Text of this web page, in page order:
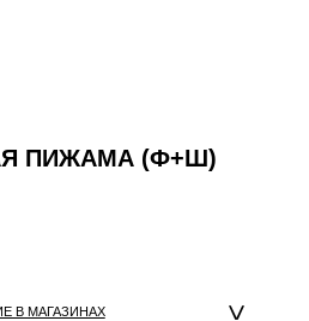
ПИЖАМА (Ф+Ш)
В МАГАЗИНАХ